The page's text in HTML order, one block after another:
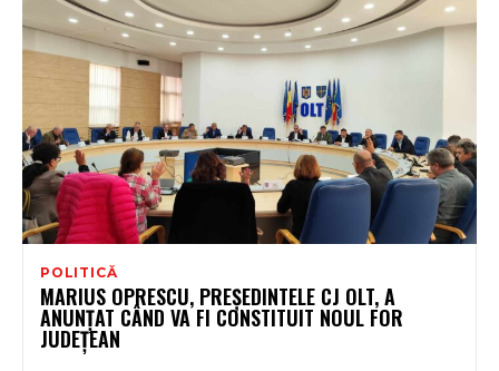
POLITICĂ
MARIUS OPRESCU, PREȘEDINTELE CJ OLT, A
ANUNȚAT CÂND VA FI CONSTITUIT NOUL FOR
JUDEȚEAN